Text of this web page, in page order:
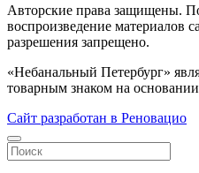
Авторские права защищены.
воспроизведение материалов
разрешения запрещено.
«Небанальный Петербург»
товарным знаком на
Сайт разработан в Реновацио